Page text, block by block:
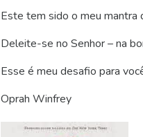
Este tem sido o meu mantra
Deleite-se no Senhor – na
Esse é meu desafio para
Oprah Winfrey